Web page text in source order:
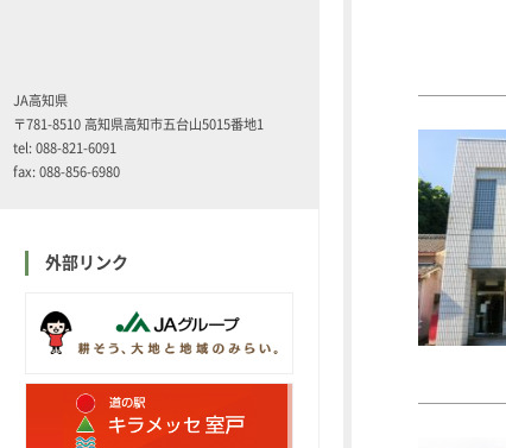
JA高知県
〒781-8510 高知県高知市五台山5015番地1
tel: 088-821-6091
fax: 088-856-6980
外部リンク